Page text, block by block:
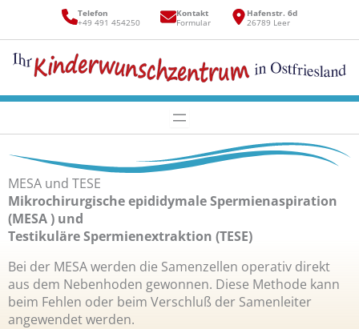
springen
Telefon
+49 491 454250
Kontakt
Formular
Hafenstr. 6d
26789 Leer
MESA und TESE
Mikrochirurgische epididymale Spermienaspiration
(MESA ) und
Testikuläre Spermienextraktion (TESE)
Bei der MESA werden die Samenzellen operativ direkt
aus dem Nebenhoden gewonnen. Diese Methode kann
beim Fehlen oder beim Verschluß der Samenleiter
angewendet werden.